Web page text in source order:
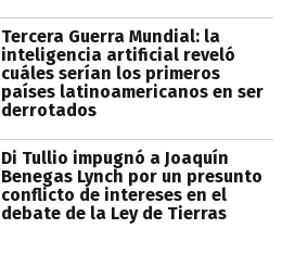
Tercera Guerra Mundial: la
inteligencia artificial reveló
cuáles serían los primeros
países latinoamericanos en ser
derrotados
Di Tullio impugnó a Joaquín
Benegas Lynch por un presunto
conflicto de intereses en el
debate de la Ley de Tierras